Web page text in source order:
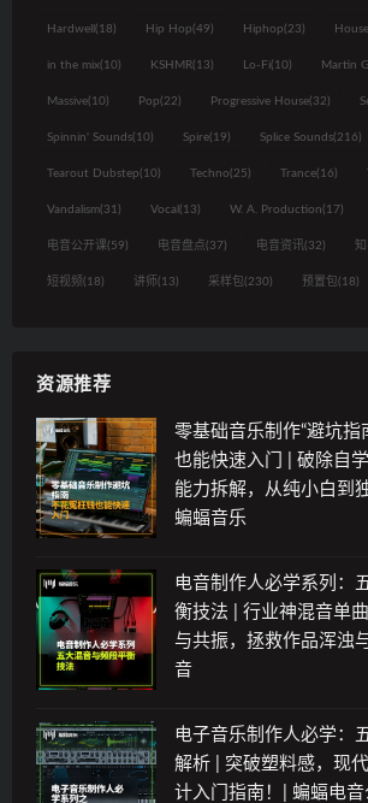
Hardwell (18) Hip Hop(49) Hiphop(23) House
in the mix(10) KSHMR(13) Lo-Fi(10) Martin
Massive(10) Pop(22) Progressive House(32)
Spinnin' Sounds(10) Spire(19) Splice Sounds(216)
Tearout Dubstep(10) Techno(25) Trance(16)
Vandalism(31) Vocal (13) W. A. Production(17)
电音公开课(59) 电音盘点(37) 电音资讯(32)
短视频 (18) 讲师(13) 采样包(230) 预置包(18)
资源推荐
零基础音乐制作“避坑指
也能快速入门 | 破除自
能力拆解，从纯小白到
蝙蝠音乐
电音制作人必学系列：
衡技法 | 行业神混音单
与共振，拯救作品浑浊
音
电子音乐制作人必学：
解析 | 突破塑料感，现
计入门指南！| 蝙蝠电